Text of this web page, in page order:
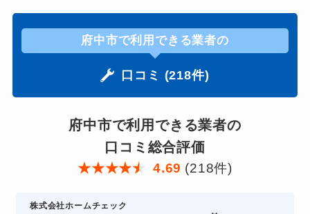
府中市で利用できる業者の
口コミ (218件)
府中市で利用できる業者の
口コミ総合評価
★★★★★ 4.69 (218件)
株式会社ホームチェック